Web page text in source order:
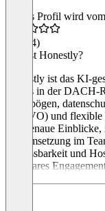
Dieses Profil wird
(14)
Was ist Honestly?
Honestly ist das KI-
Teams in der
Fragebögen,
DSGVO) und
passgenaue
die Umsetzung im
Anpassbarkeit und
messbares